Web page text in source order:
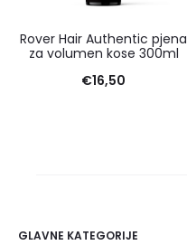
Rover Hair Authentic pjena
za volumen kose 300ml
€16,50
GLAVNE KATEGORIJE